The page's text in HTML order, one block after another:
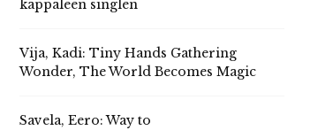
kappaleen singlen
Vija, Kadi: Tiny Hands Gathering
Wonder, The World Becomes Magic
Savela, Eero: Way to